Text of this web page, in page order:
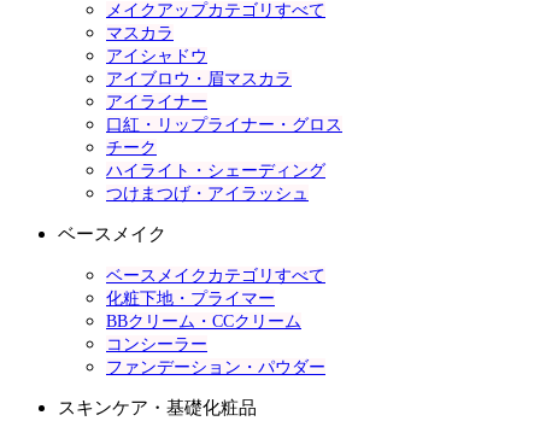
メイクアップカテゴリすべて
マスカラ
アイシャドウ
アイブロウ・眉マスカラ
アイライナー
口紅・リップライナー・グロス
チーク
ハイライト・シェーディング
つけまつげ・アイラッシュ
ベースメイク
ベースメイクカテゴリすべて
化粧下地・プライマー
BBクリーム・CCクリーム
コンシーラー
ファンデーション・パウダー
スキンケア・基礎化粧品